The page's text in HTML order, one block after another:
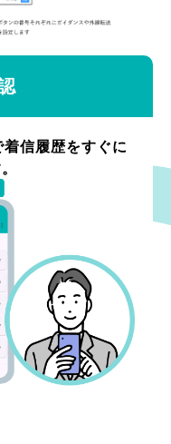
信履歴をすぐに